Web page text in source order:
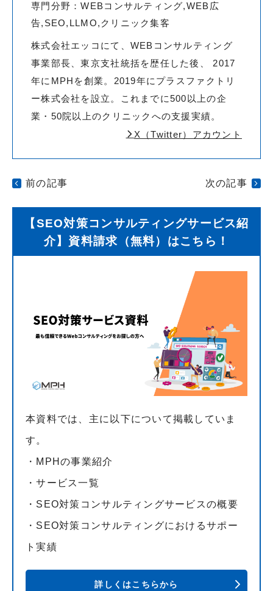
専門分野：WEBコンサルティング,WEB広
告,SEO,LLMO,クリニック集客
株式会社エッコにて、WEBコンサルティング
事業部長、東京支社統括を歴任した後、 2017
年にMPHを創業。2019年にプラスファクトリ
ー株式会社を設立。これまでに500以上の企
業・50院以上のクリニックへの支援実績。
X（Twitter）アカウント
前の記事 次の記事
【SEO対策コンサルティングサービス紹
介】資料請求（無料）はこちら！
本資料では、主に以下について掲載していま
す。
・MPHの事業紹介
・サービス一覧
・SEO対策コンサルティングサービスの概要
・SEO対策コンサルティングにおけるサポー
ト実績
詳しくはこちらから